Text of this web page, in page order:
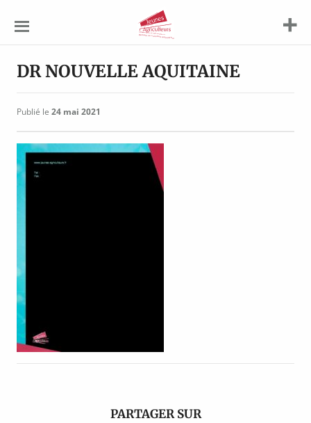
Agriculteurs
DR NOUVELLE AQUITAINE
Publié le 24 mai 2021
PARTAGER SUR